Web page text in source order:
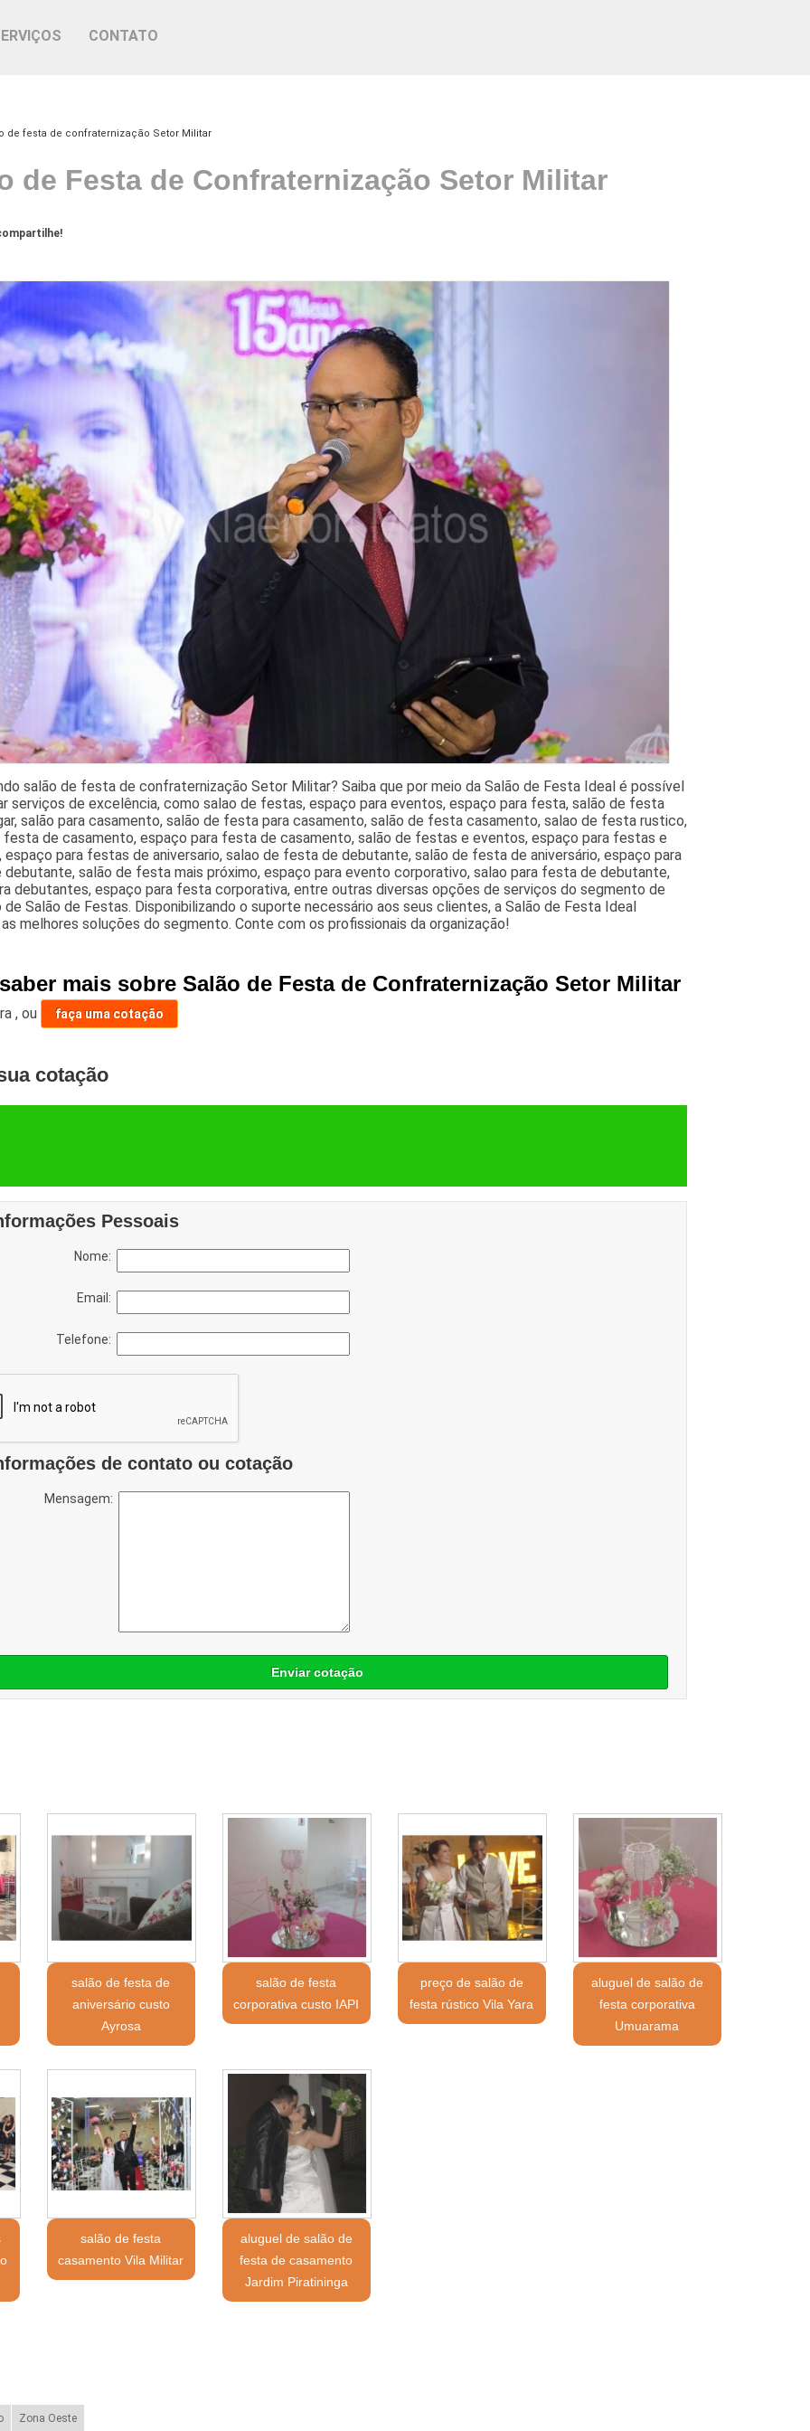
CONTATO
de festa de confraternização Setor Militar
de Festa de Confraternização Setor Militar
salão de festa de confraternização Setor Militar? Saiba que por meio da Salão de Festa Ideal é possível
serviços de excelência, como salao de festas, espaço para eventos, espaço para festa, salão de festa
salão para casamento, salão de festa para casamento, salão de festa casamento, salao de festa rustico,
festa de casamento, espaço para festa de casamento, salão de festas e eventos, espaço para festas e
espaço para festas de aniversario, salao de festa de debutante, salão de festa de aniversário, espaço para
salão de festa mais próximo, espaço para evento corporativo, salao para festa de debutante,
debutantes, espaço para festa corporativa, entre outras diversas opções de serviços do segmento de
de Salão de Festas. Disponibilizando o suporte necessário aos seus clientes, a Salão de Festa Ideal
melhores soluções do segmento. Conte com os profissionais da organização!
mais sobre Salão de Festa de Confraternização Setor Militar
,ou faça uma cotação
cotação
Pessoais
Nome:
Email:
Telefone:
de contato ou cotação
Mensagem:
Enviar cotação
salão de festa de
aniversário custo
Ayrosa
salão de festa
corporativa custo IAPI
preço de salão de
festa rústico Vila Yara
aluguel de salão de
festa corporativa
Umuarama
salão de festa
casamento Vila Militar
aluguel de salão de
festa de casamento
Jardim Piratininga
Zona Oeste